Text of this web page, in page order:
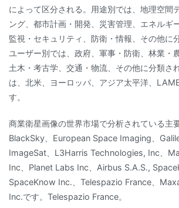
によって区分される。用途別では、地理空間
ング、都市計画・開発、災害管理、エネルギ
監視・セキュリティ、防衛・情報、その他に
ユーザー別では、政府、軍事・防衛、林業・
土木・考古学、交通・物流、その他に分類さ
は、北米、ヨーロッパ、アジア太平洋、
す。
商業衛星画像の世界市場で分析されている主
BlackSky、European Space Imaging、
ImageSat、L3Harris Technologies, Inc、
Inc、Planet Labs Inc、Airbus S.A.S.,
SpaceKnow Inc.、Telespazio France、
Inc.です。Telespazio France。